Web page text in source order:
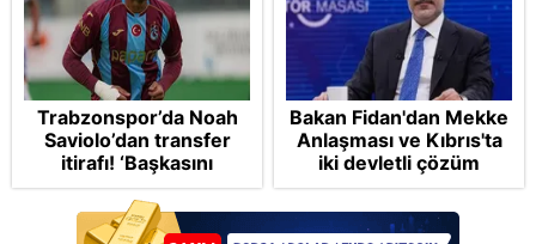
Trabzonspor’da Noah
Saviolo’dan transfer
itirafı! ‘Başkasını
izlemeye geldi’
Bakan Fidan'dan Mekke
Anlaşması ve Kıbrıs'ta
iki devletli çözüm
mesajı: Bize
saldırmayan hiçbir ülke
hedefimizde değil